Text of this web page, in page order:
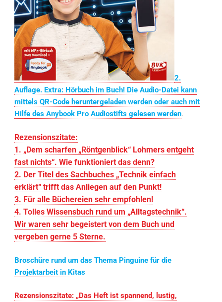
2.
Auflage. Extra: Hörbuch im Buch! Die Audio-Datei kann
mittels QR-Code heruntergeladen werden oder auch mit
Hilfe des Anybook Pro Audiostifts gelesen werden.
Rezensionszitate:
1. „Dem scharfen „Röntgenblick“ Lohmers entgeht
fast nichts“. Wie funktioniert das denn?
2. Der Titel des Sachbuches „Technik einfach
erklärt“ trifft das Anliegen auf den Punkt!
3. Für alle Büchereien sehr empfohlen!
4. Tolles Wissensbuch rund um „Alltagstechnik“.
Wir waren sehr begeistert von dem Buch und
vergeben gerne 5 Sterne.
Broschüre rund um das Thema Pinguine für die
Projektarbeit in Kitas
Rezensionszitate: „Das Heft ist spannend, lustig,